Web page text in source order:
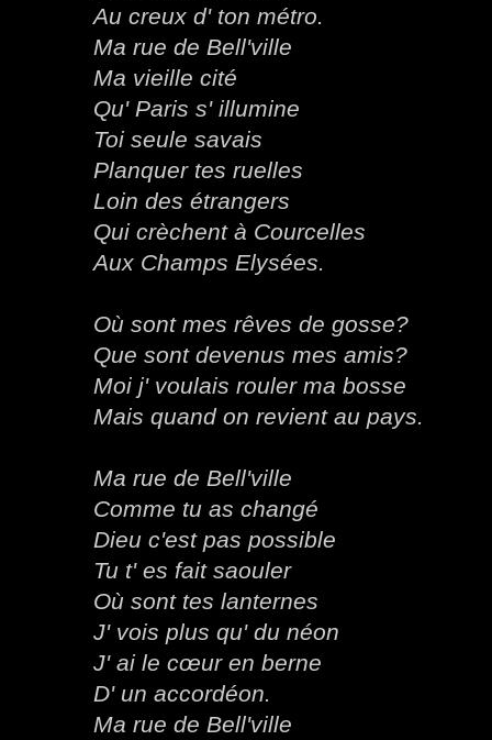
Au creux d' ton métro.
Ma rue de Bell'ville
Ma vieille cité
Qu' Paris s' illumine
Toi seule savais
Planquer tes ruelles
Loin des étrangers
Qui crèchent à Courcelles
Aux Champs Elysées.
Où sont mes rêves de gosse?
Que sont devenus mes amis?
Moi j' voulais rouler ma bosse
Mais quand on revient au pays.
Ma rue de Bell'ville
Comme tu as changé
Dieu c'est pas possible
Tu t' es fait saouler
Où sont tes lanternes
J' vois plus qu' du néon
J' ai le cœur en berne
D' un accordéon.
Ma rue de Bell'ville